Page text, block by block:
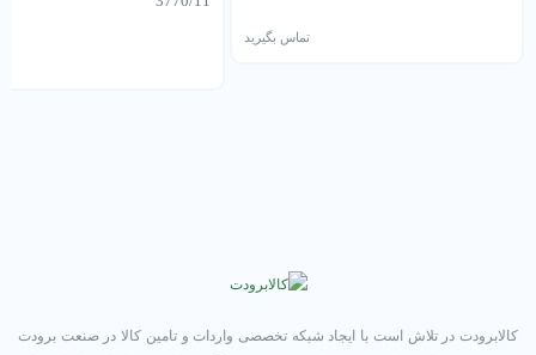
تماس بگیرید
کالابرودت در تلاش است با ایجاد شبکه تخصصی واردات و تامین کالا در صنعت برودت